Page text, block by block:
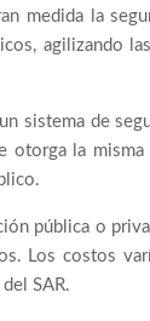
medida la
agilizando
sistema de
otorga la
pública o
Los costos
SAR.